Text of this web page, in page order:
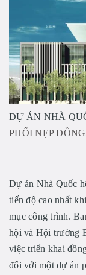
DỰ ÁN NHÀ
PHỐI NẸP
Dự án Nhà Quốc
tiến độ cao nhất
mục công trình.
hội và Hội trường
việc triển khai
đối với một dự án